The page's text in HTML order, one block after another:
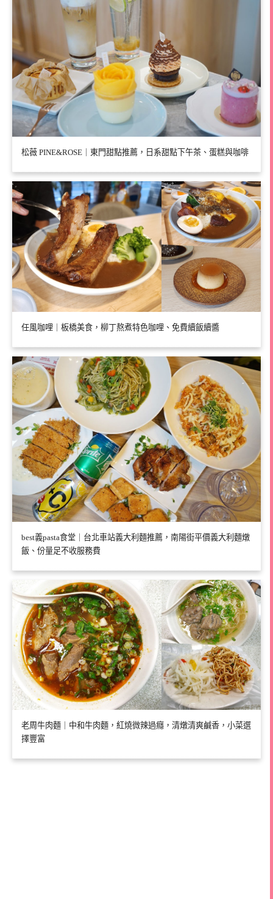
松薇 PINE&ROSE｜東門甜點推薦，日系甜點下午茶、蛋糕與咖啡
任風咖哩｜板橋美食，柳丁熬煮特色咖哩、免費續飯續醬
best義pasta食堂｜台北車站義大利麵推薦，南陽街平價義大利麵燉
飯、份量足不收服務費
老周牛肉麵｜中和牛肉麵，紅燒微辣過癮，清燉清爽鹹香，小菜選
擇豐富